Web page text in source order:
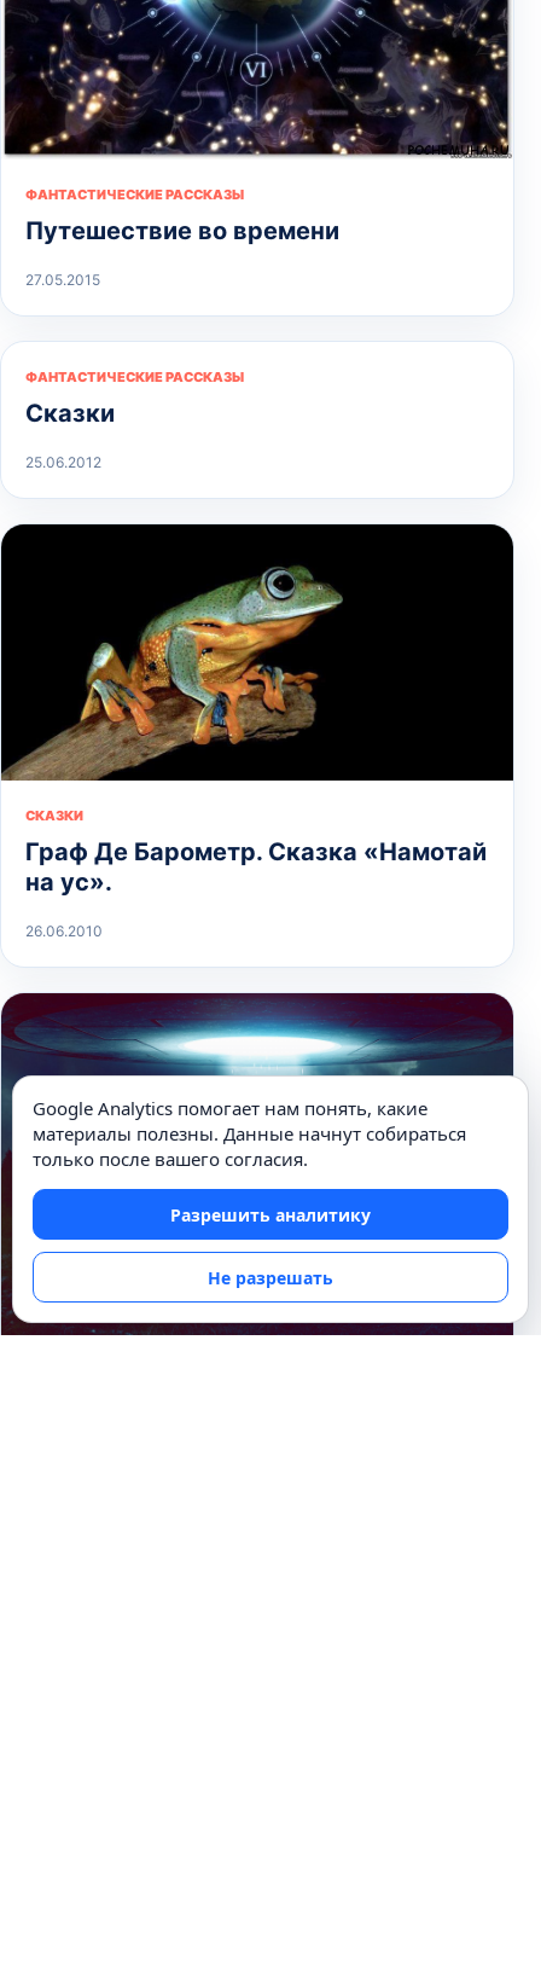
ФАНТАСТИЧЕСКИЕ РАССКАЗЫ
Путешествие во времени
27.05.2015
ФАНТАСТИЧЕСКИЕ РАССКАЗЫ
Сказки
25.06.2012
СКАЗКИ
Граф Де Барометр. Сказка «Намотай
на ус».
26.06.2010
Google Analytics помогает нам понять, какие
материалы полезны. Данные начнут собираться
только после вашего согласия.
Разрешить аналитику
Не разрешать